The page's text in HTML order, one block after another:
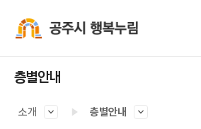
층별안내
소개 층별안내